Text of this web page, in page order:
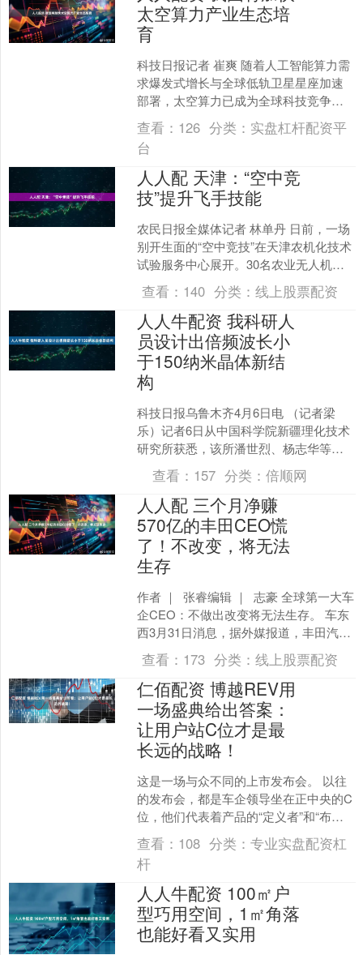
太空算力产业生态培
育
科技日报记者 崔爽 随着人工智能算力需
求爆发式增长与全球低轨卫星星座加速
部署，太空算力已成为全球科技竞争的
新前沿，正处于从技术验证迈向规模化
部署的关键阶段。 “....
查看： 126 分类： 实盘杠杆配资平
台
人人配 天津：“空中竞
技”提升飞手技能
农民日报全媒体记者 林单丹 日前，一场
别开生面的“空中竞技”在天津农机化技术
试验服务中心展开。30名农业无人机飞
手同场比拼喷洒技能，以赛促训、以技
会友，为天津智....
查看： 140 分类： 线上股票配资
人人牛配资 我科研人
员设计出倍频波长小
于150纳米晶体新结
构
科技日报乌鲁木齐4月6日电 （记者梁
乐）记者6日从中国科学院新疆理化技术
研究所获悉，该所潘世烈、杨志华等人
在深紫外非线性光学晶体研究领域再次
取得重要进展。团队提....
查看： 157 分类： 倍顺网
人人配 三个月净赚
570亿的丰田CEO慌
了！不改变，将无法
生存
作者 ｜ 张睿编辑 ｜ 志豪 全球第一大车
企CEO：不做出改变将无法生存。 车东
西3月31日消息，据外媒报道，丰田汽车
CEO佐藤恒治近期向484家供应商发出....
查看： 173 分类： 线上股票配资
仁佰配资 博越REV用
一场盛典给出答案：
让用户站C位才是最
长远的战略！
这是一场与众不同的上市发布会。 以往
的发布会，都是车企领导坐在正中央的C
位，他们代表着产品的“定义者”和“布道
者”。而新一代长续航增程SUV——吉利
博越REV上....
查看： 108 分类：专业实盘配资杠
杆
人人牛配资 100㎡户
型巧用空间，1㎡角落
也能好看又实用